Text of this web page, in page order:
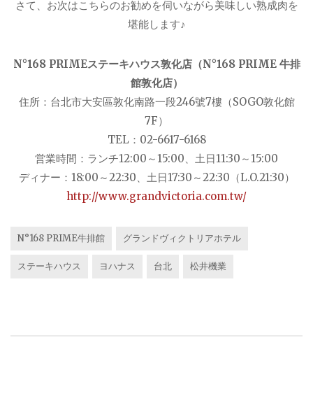
さて、お次はこちらのお勧めを伺いながら美味しい熟成肉を
堪能します♪
N°168 PRIMEステーキハウス敦化店（N°168 PRIME 牛排
館敦化店）
住所：台北市大安區敦化南路一段246號7樓（SOGO敦化館
7F）
TEL：02-6617-6168
営業時間：ランチ12:00～15:00、土日11:30～15:00
ディナー：18:00～22:30、土日17:30～22:30（L.O.21:30）
http://www.grandvictoria.com.tw/
N°168 PRIME牛排館 グランドヴィクトリアホテル
ステーキハウス ヨハナス 台北 松井機業